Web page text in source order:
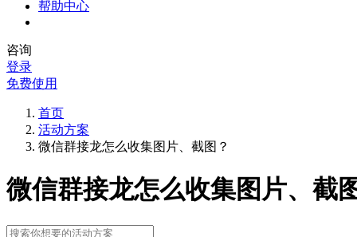
帮助中心
咨询
登录
免费使用
首页
活动方案
微信群接龙怎么收集图片、截图？
微信群接龙怎么收集图片、截